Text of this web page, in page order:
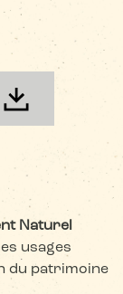
Naturel
usages
du patrimoine